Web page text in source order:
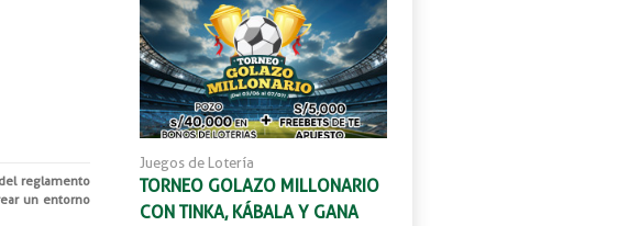
reglamento
un entorno
Juegos de Lotería
TORNEO GOLAZO MILLONARIO
CON TINKA, KÁBALA Y GANA